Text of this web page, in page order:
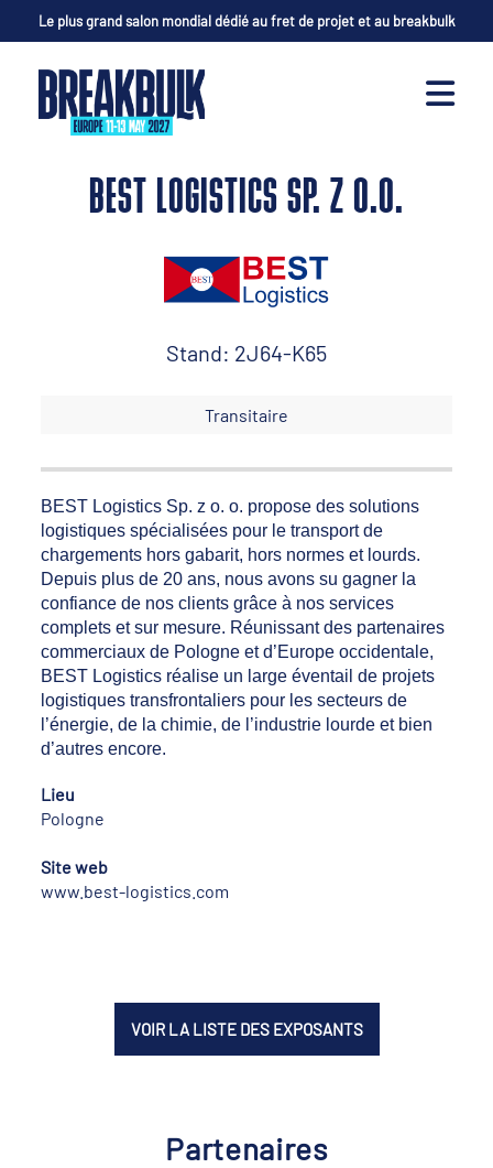
Le plus grand salon mondial dédié au fret de projet et au breakbulk
BEST LOGISTICS SP. Z O.O.
Stand: 2J64-K65
Transitaire
BEST Logistics Sp. z o. o. propose des solutions
logistiques spécialisées pour le transport de
chargements hors gabarit, hors normes et lourds.
Depuis plus de 20 ans, nous avons su gagner la
confiance de nos clients grâce à nos services
complets et sur mesure. Réunissant des partenaires
commerciaux de Pologne et d’Europe occidentale,
BEST Logistics réalise un large éventail de projets
logistiques transfrontaliers pour les secteurs de
l’énergie, de la chimie, de l’industrie lourde et bien
d’autres encore.
Lieu
Pologne
Site web
www.best-logistics.com
VOIR LA LISTE DES EXPOSANTS
Partenaires